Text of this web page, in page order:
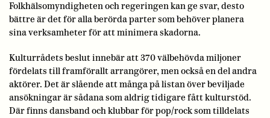
Folkhälsomyndigheten och regeringen kan ge svar, desto
bättre är det för alla berörda parter som behöver planera
sina verksamheter för att minimera skadorna.
Kulturrådets beslut innebär att 370 välbehövda miljoner
fördelats till framförallt arrangörer, men också en del andra
aktörer. Det är slående att många på listan över beviljade
ansökningar är sådana som aldrig tidigare fått kulturstöd.
Där finns dansband och klubbar för pop/rock som tilldelats